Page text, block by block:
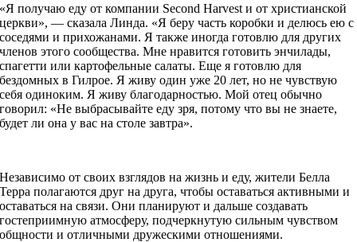
«Я получаю еду от компании Second Harvest и от христианской
церкви», — сказала Линда. «Я беру часть коробки и делюсь ею с
соседями и прихожанами. Я также иногда готовлю для других
членов этого сообщества. Мне нравится готовить энчилады,
спагетти или картофельные салаты. Еще я готовлю для
бездомных в Гилрое. Я живу один уже 20 лет, но не чувствую
себя одиноким. Я живу благодарностью. Мой отец обычно
говорил: «Не выбрасывайте еду зря, потому что вы не знаете,
будет ли она у вас на столе завтра».
Независимо от своих взглядов на жизнь и еду, жители Белла
Терра полагаются друг на друга, чтобы оставаться активными и
оставаться на связи. Они планируют и дальше создавать
гостеприимную атмосферу, подчеркнутую сильным чувством
общности и отличными дружескими отношениями.